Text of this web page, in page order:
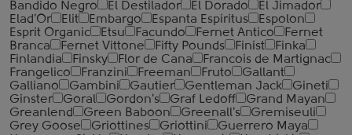
Bandido Negro
El Destilador El Dorado
El Jimador
Elad'Or
Elit Embargo Espanta Espiritus
Espolon
Esprit Organic
Etsu Facundo Fernet Antico
Fernet
Branca
Fernet Vittone Fifty Pounds Finist
Finka
Finlandia
Finsky Flor de Cana
Francois de Martignac
Frangelico
Franzini Freeman Fruto
Gallant
Galliano
Gambini Gautier Gentleman Jack
Gineti
Ginster
Goral Gordon's Graf Ledoff
Grand Mayan
Greanlend
Green Baboon Greenall's
Gremiseuli
Grey Goose
Griottines Griottini
Guerrero Maya